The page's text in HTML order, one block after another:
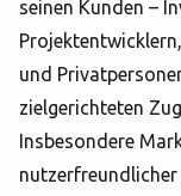
seinen Kunden –
und
zielgerichteten
Insbesondere